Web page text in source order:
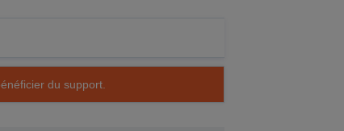
du support.